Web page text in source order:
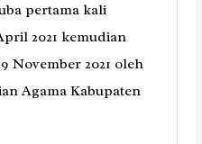
pertama kali
2021 kemudian
November 2021 oleh
Agama Kabupaten